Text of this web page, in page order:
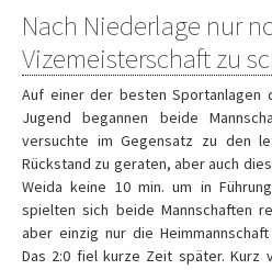
Nach Niederlage nur
Vizemeisterschaft zu
Auf einer der besten Sportanlagen
Jugend begannen beide
versuchte im Gegensatz zu den
Rückstand zu geraten, aber auch
Weida keine 10 min. um in
spielten sich beide Mannschaften
aber einzig nur die
Das 2:0 fiel kurze Zeit später. Kurz